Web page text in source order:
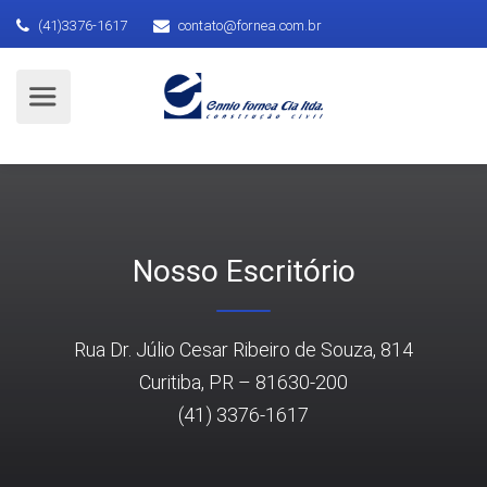
(41)3376-1617 contato@fornea.com.br
Nosso Escritório
Rua Dr. Júlio Cesar Ribeiro de Souza, 814
Curitiba, PR – 81630-200
(41) 3376-1617